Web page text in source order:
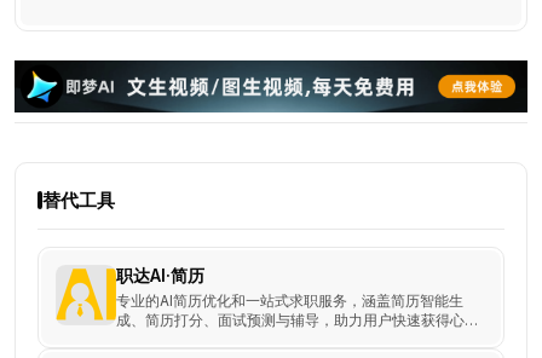
替代工具
职达AI·简历
专业的AI简历优化和一站式求职服务，涵盖简历智能生
成、简历打分、面试预测与辅导，助力用户快速获得心仪